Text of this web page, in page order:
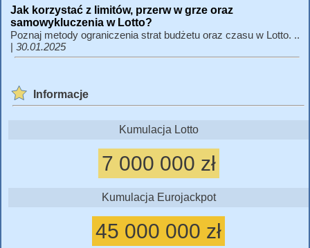
Jak korzystać z limitów, przerw w grze oraz
samowykluczenia w Lotto?
Poznaj metody ograniczenia strat budżetu oraz czasu w Lotto. ..
| 30.01.2025
Informacje
Kumulacja Lotto
7 000 000 zł
Kumulacja Eurojackpot
45 000 000 zł